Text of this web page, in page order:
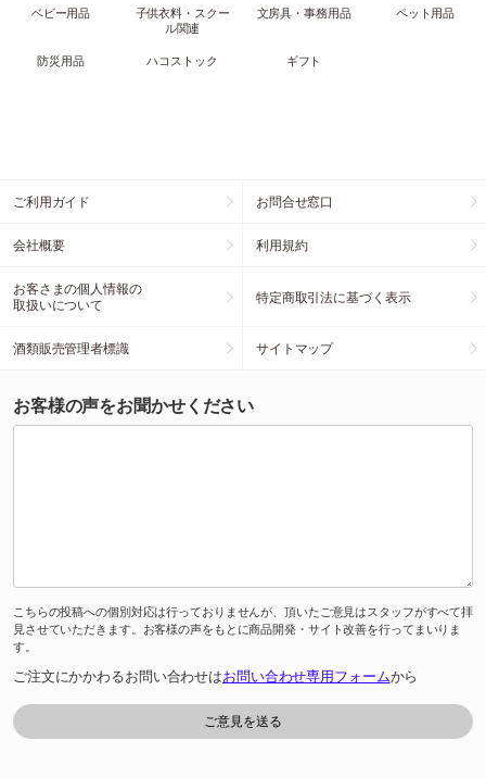
ベビー用品
子供衣料・スクー
ル関連
文房具・事務用品 ペット用品
防災用品 ハコストック ギフト
ご利用ガイド お問合せ窓口
会社概要 利用規約
お客さまの個人情報の
取扱いについて
特定商取引法に基づく表示
酒類販売管理者標識 サイトマップ
お客様の声をお聞かせください
こちらの投稿への個別対応は行っておりませんが、頂いたご意見はスタッフがすべて拝
見させていただきます。お客様の声をもとに商品開発・サイト改善を行ってまいりま
す。
ご注文にかかわるお問い合わせはお問い合わせ専用フォームから